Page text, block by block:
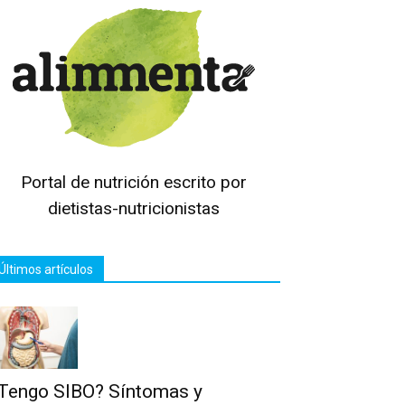
Portal de nutrición escrito por
dietistas-nutricionistas
artículos
SIBO? Síntomas y